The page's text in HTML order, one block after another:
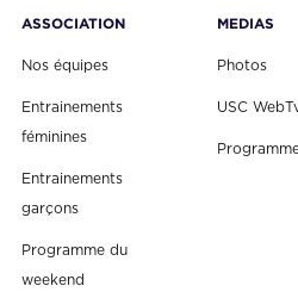
ASSOCIATION
Nos équipes
Entrainements
féminines
Entrainements
garçons
Programme du
weekend
MEDIAS
Photos
USC